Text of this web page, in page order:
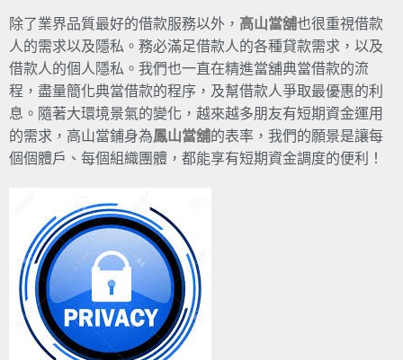
除了業界品質最好的借款服務以外， 高山當舖也很重視借款
人的需求以及隱私。務必滿足借款人的各種貸款需求，以及
借款人的個人隱私。我們也一直在精進當舖典當借款的流
程，盡量簡化典當借款的程序，及幫借款人爭取最優惠的利
息。隨著大環境景氣的變化，越來越多朋友有短期資金運用
的需求，高山當鋪身為鳳山當舖的表率，我們的願景是讓每
個個體戶、每個組織團體，都能享有短期資金調度的便利！